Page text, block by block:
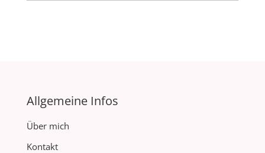
Allgemeine Infos
Über mich
Kontakt